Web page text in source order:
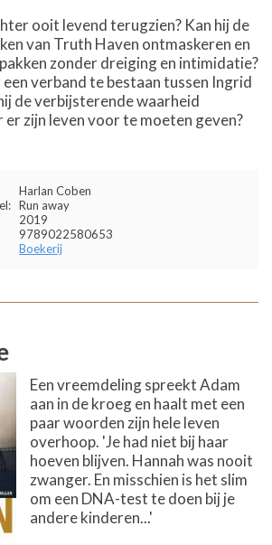
ooit levend terugzien? Kan hij de
van Truth Haven ontmaskeren en
zonder dreiging en intimidatie?
verband te bestaan tussen Ingrid
de verbijsterende waarheid
zijn leven voor te moeten geven?
Harlan Coben
Run away
2019
9789022580653
Boekerij
Een vreemdeling spreekt Adam
aan in de kroeg en haalt met een
paar woorden zijn hele leven
overhoop. 'Je had niet bij haar
hoeven blijven. Hannah was nooit
zwanger. En misschien is het slim
om een DNA-test te doen bij je
andere kinderen...'